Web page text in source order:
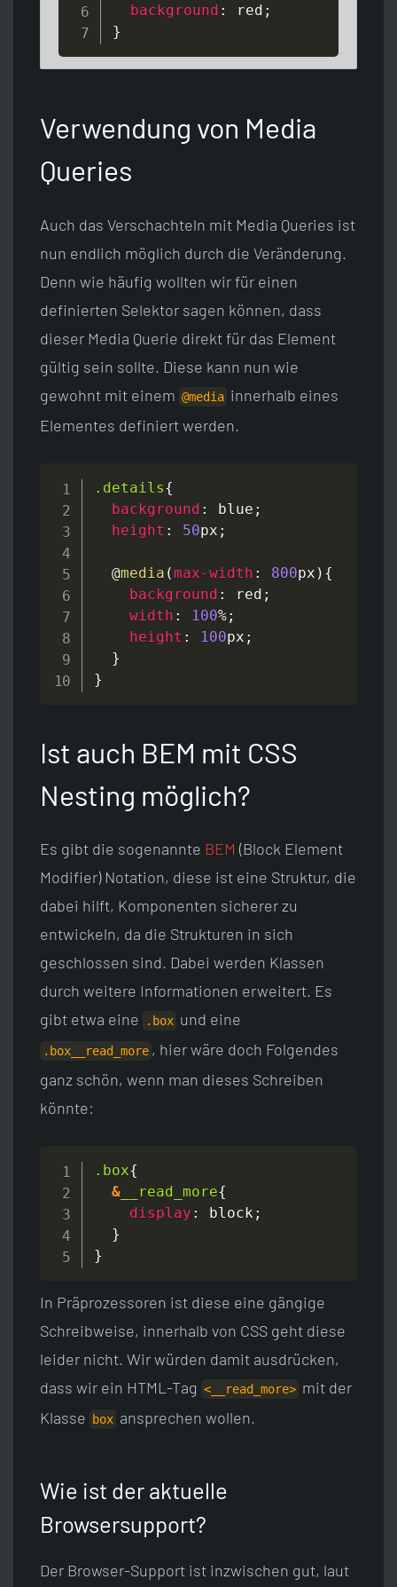
background : red ;
}
Verwendung von Media
Queries
Auch das Verschachteln mit Media Queries ist
nun endlich möglich durch die Veränderung.
Denn wie häufig wollten wir für einen
definierten Selektor sagen können, dass
dieser Media Querie direkt für das Element
gültig sein sollte. Diese kann nun wie
gewohnt mit einem @media innerhalb eines
Elementes definiert werden.
.details{
background : blue ;
height : 50px ;
  @
media (max-width : 800px ) {
background : red ;
width : 100%;
height : 100px ;
}
}
Ist auch BEM mit CSS
Nesting möglich?
Es gibt die sogenannte BEM (Block Element
Modifier) Notation, diese ist eine Struktur, die
dabei hilft, Komponenten sicherer zu
entwickeln, da die Strukturen in sich
geschlossen sind. Dabei werden Klassen
durch weitere Informationen erweitert. Es
gibt etwa eine
.box und eine
.box__read_more , hier wäre doch Folgendes
ganz schön, wenn man dieses Schreiben
könnte:
.box{
&__read_more{
display : block ;
}
}
In Präprozessoren ist diese eine gängige
Schreibweise, innerhalb von CSS geht diese
leider nicht. Wir würden damit ausdrücken,
dass wir ein HTML-Tag <__read_more> mit der
Klasse
box ansprechen wollen.
Wie ist der aktuelle
Browsersupport?
Der Browser-Support ist inzwischen gut, laut